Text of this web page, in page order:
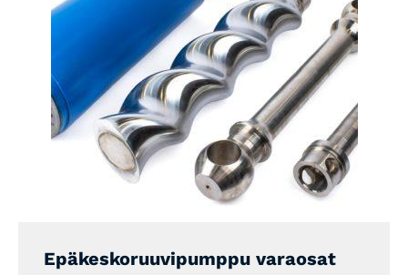
Epäkeskoruuvipumppu varaosat